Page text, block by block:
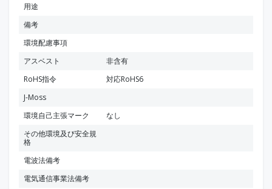
用途
備考
環境配慮事項
アスベスト
非含有
RoHS指令
対応RoHS6
J-Moss
環境自己主張マーク
なし
その他環境及び安全規
格
電波法備考
電気通信事業法備考